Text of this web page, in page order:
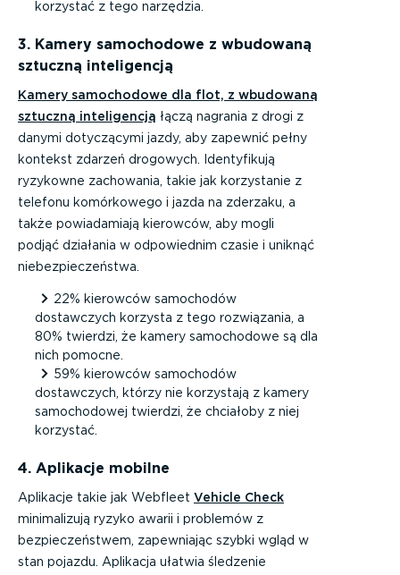
korzystać z tego narzędzia.
3. Kamery samochodowe z wbudowaną
sztuczną inteligencją
Kamery samochodowe dla flot, z wbudowaną
sztuczną inteligencją łączą nagrania z drogi z
danymi dotyczącymi jazdy, aby zapewnić pełny
kontekst zdarzeń drogowych. Identyfikują
ryzykowne zachowania, takie jak korzystanie z
telefonu komórkowego i jazda na zderzaku, a
także powiadamiają kierowców, aby mogli
podjąć działania w odpowiednim czasie i uniknąć
niebezpieczeństwa.
22% kierowców samochodów
dostawczych korzysta z tego rozwiązania, a
80% twierdzi, że kamery samochodowe są dla
nich pomocne.
59% kierowców samochodów
dostawczych, którzy nie korzystają z kamery
samochodowej twierdzi, że chciałoby z niej
korzystać.
4. Aplikacje mobilne
Aplikacje takie jak Webfleet Vehicle Check
minimalizują ryzyko awarii i problemów z
bezpieczeństwem, zapewniając szybki wgląd w
stan pojazdu. Aplikacja ułatwia śledzenie